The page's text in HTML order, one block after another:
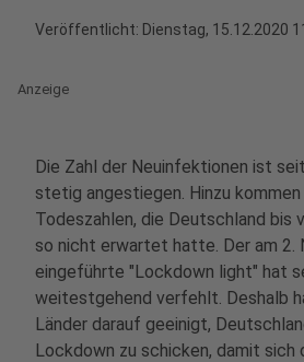
Veröffentlicht: Dienstag, 15.12.2020
Anzeige
Die Zahl der Neuinfektionen ist
stetig angestiegen. Hinzu
Todeszahlen, die Deutschland bis
so nicht erwartet hatte. Der am 2.
eingeführte "Lockdown light" hat
weitestgehend verfehlt. Deshalb
Länder darauf geeinigt,
Lockdown zu schicken, damit sich